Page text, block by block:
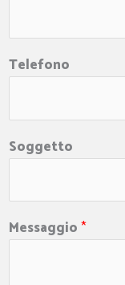
Telefono
Soggetto
Messaggio*